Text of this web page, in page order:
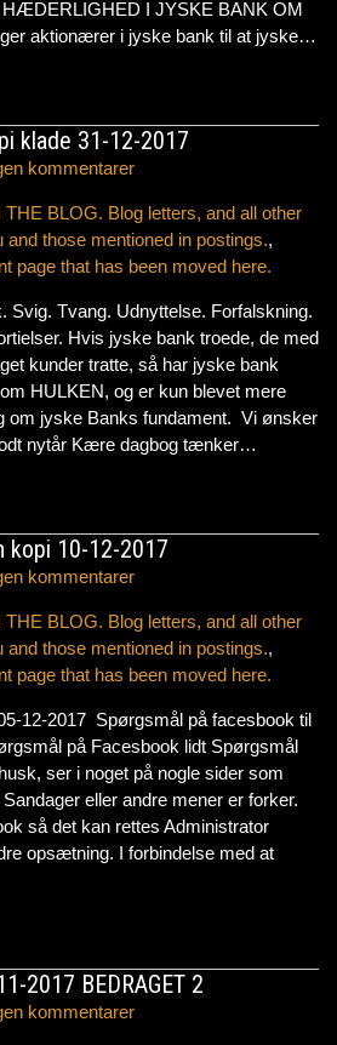
I JYSKE BANK OM
aktionærer i jyske bank til at jyske…
klade 31-12-2017
kommentarer
BLOG. Blog letters, and all other
those mentioned in postings.,
page that has been moved here.
Svig. Tvang. Udnyttelse. Forfalskning.
Hvis jyske bank troede, de med
kunder tratte, så har jyske bank
HULKEN, og er kun blevet mere
om jyske Banks fundament. Vi ønsker
nytår Kære dagbog tænker…
kopi 10-12-2017
kommentarer
BLOG. Blog letters, and all other
those mentioned in postings.,
page that has been moved here.
12-2017 Spørgsmål på facesbook til
på Facesbook lidt Spørgsmål
ser i noget på nogle sider som
eller andre mener er forker.
så det kan rettes Administrator
opsætning. I forbindelse med at
2017 BEDRAGET 2
kommentarer